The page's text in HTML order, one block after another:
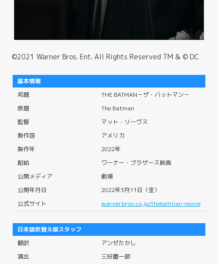
©2021 Warner Bros. Ent. All Rights Reserved TM & © DC
基本情報
邦題
THE BATMAN－ザ・バットマン－
原題
The Batman
監督
マット・リーヴス
製作国
アメリカ
製作年
2022年
配給
ワーナー・ブラザース映画
公開メディア
劇場
公開年月日
2022年3月11日（金）
公式サイト
warnerbros.co.jp/thebatman-movie
日本語吹替え版スタッフ
翻訳
アンゼたかし
演出
三好慶一郎